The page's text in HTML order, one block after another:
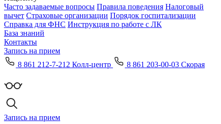
Часто задаваемые вопросы Правила поведения Налоговый
вычет Страховые организации Порядок госпитализации
Справка для ФНС Инструкция по работе с ЛК
База знаний
Контакты
Запись на прием
8 861 212-7-212 Колл-центр
8 861 203-00-03 Скорая
Запись на прием